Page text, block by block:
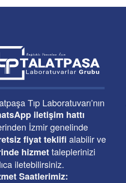
Tıp Laboratuvarı’nın
iletişim hattı
İzmir genelinde
fiyat teklifi alabilir ve
hizmettaleplerinizi
iletebilirsiniz.
Saatlerimiz: